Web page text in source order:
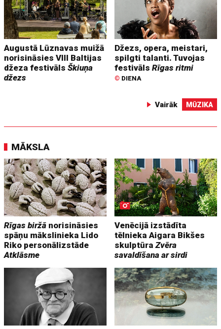
Augustā Lūznavas muižā
norisināsies VIII Baltijas
džeza festivālsŠkiuņa
džezs
Džezs, opera, meistari,
spilgti talanti. Tuvojas
festivālsRīgas ritmi
© DIENA
Vairāk MŪZIKA
MĀKSLA
Rīgas biržā norisināsies
spāņu mākslinieka Lido
Riko personālizstāde
Atklāsme
Venēcijā izstādīta
tēlnieka Aigara Bikšes
skulptūraZvēra
savaldīšana ar sirdi